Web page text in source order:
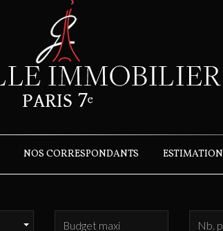
NOS CORRESPONDANTS ESTIMATION